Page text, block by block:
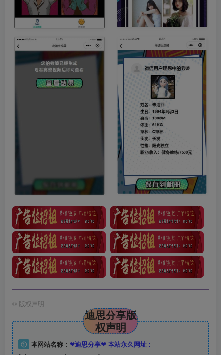
© 版权声明
迪思分享版
权声明
① 本网站名称： ❤迪思分享❤ 本站永久网址：